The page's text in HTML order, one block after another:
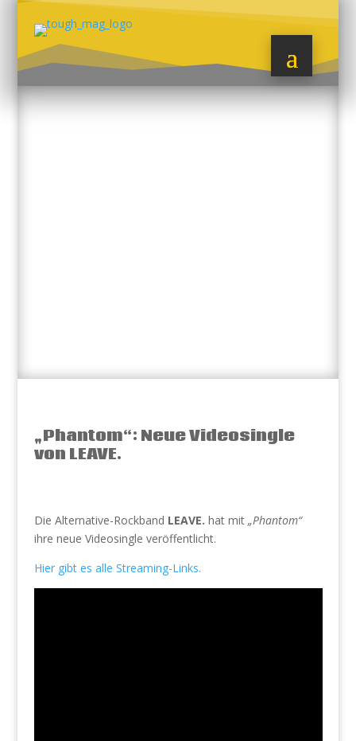
„Phantom“: Neue Videosingle
von LEAVE.
Die Alternative-Rockband LEAVE. hat mit „Phantom“
ihre neue Videosingle veröffentlicht.
Hier gibt es alle Streaming-Links.